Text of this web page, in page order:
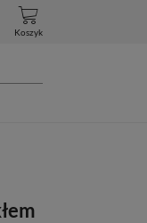
Koszyk